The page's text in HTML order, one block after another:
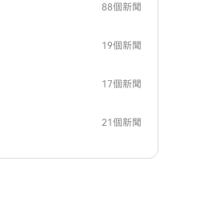
88個新聞
19個新聞
17個新聞
21個新聞